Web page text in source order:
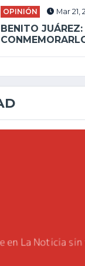
OPINIÓN Mar 21,
BENITO JUÁREZ: